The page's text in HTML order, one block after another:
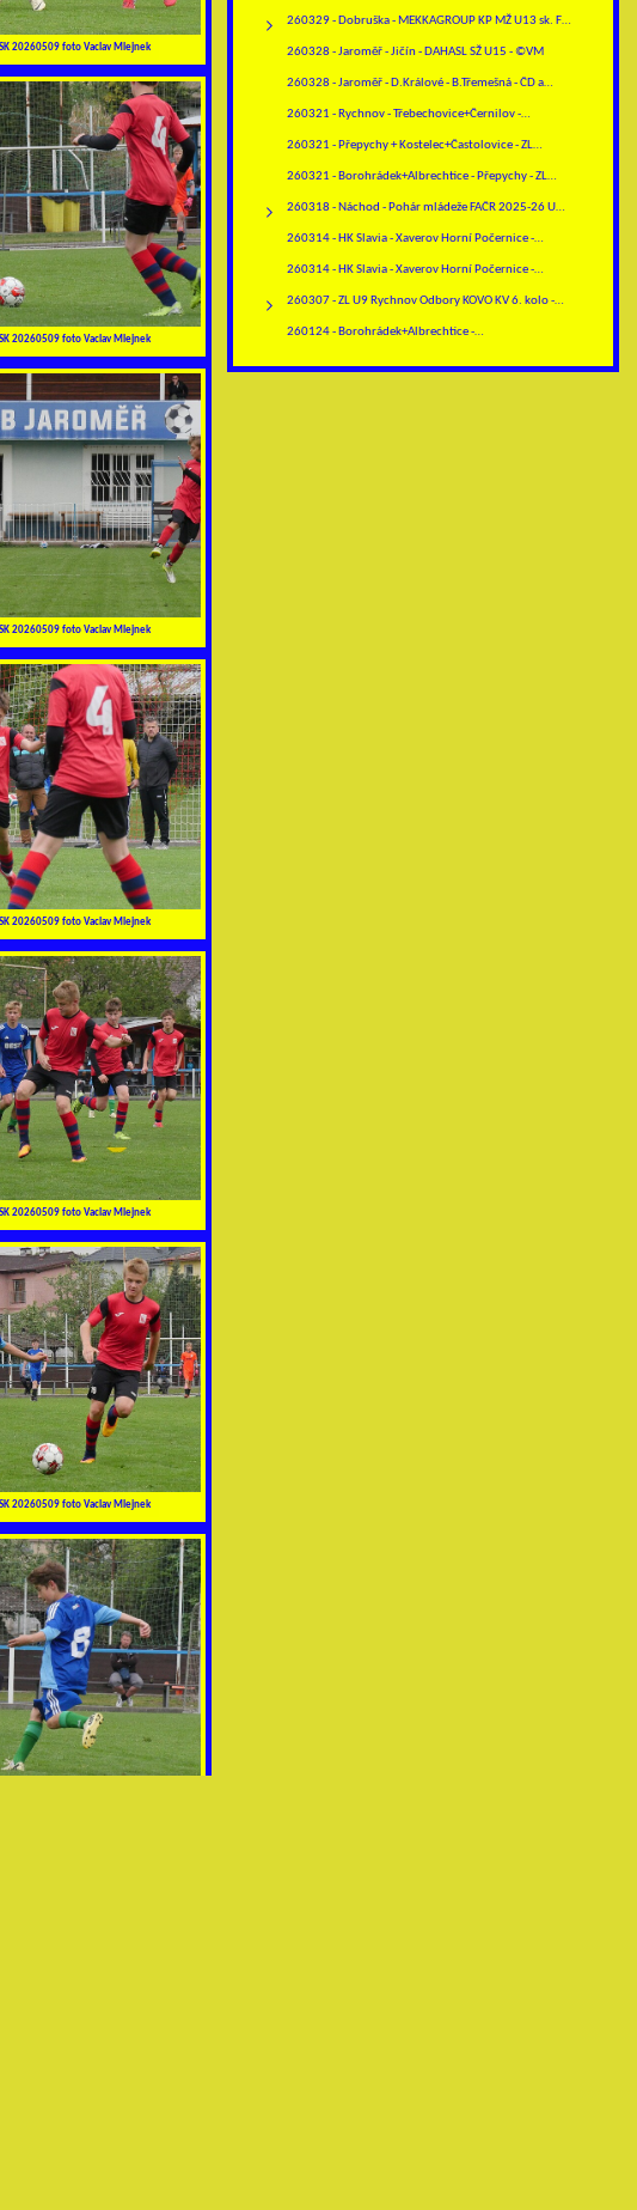
20260509 foto Vaclav Mlejnek
20260509 foto Vaclav Mlejnek
20260509 foto Vaclav Mlejnek
20260509 foto Vaclav Mlejnek
20260509 foto Vaclav Mlejnek
20260509 foto Vaclav Mlejnek
260329 - Dobruška - MEKKAGROUP KP MŽ U13 sk. F -…
260328 - Jaroměř - Jičín - DAHASL SŽ U15 - ©VM
260328 - Jaroměř - D.Králové - B.Třemešná - ČD a…
260321 - Rychnov - Třebechovice+Černilov -…
260321 - Přepychy + Kostelec+Častolovice - ZL…
260321 - Borohrádek+Albrechtice - Přepychy - ZL…
260318 - Náchod - Pohár mládeže FAČR 2025-26 U13…
260314 - HK Slavia - Xaverov Horní Počernice -…
260314 - HK Slavia - Xaverov Horní Počernice -…
260307 - ZL U9 Rychnov Odbory KOVO KV 6. kolo -…
260124 - Borohrádek+Albrechtice -…